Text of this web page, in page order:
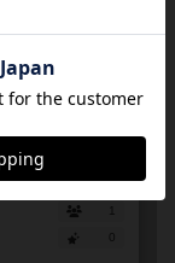
題に関わるこ
この度、...
迎
1